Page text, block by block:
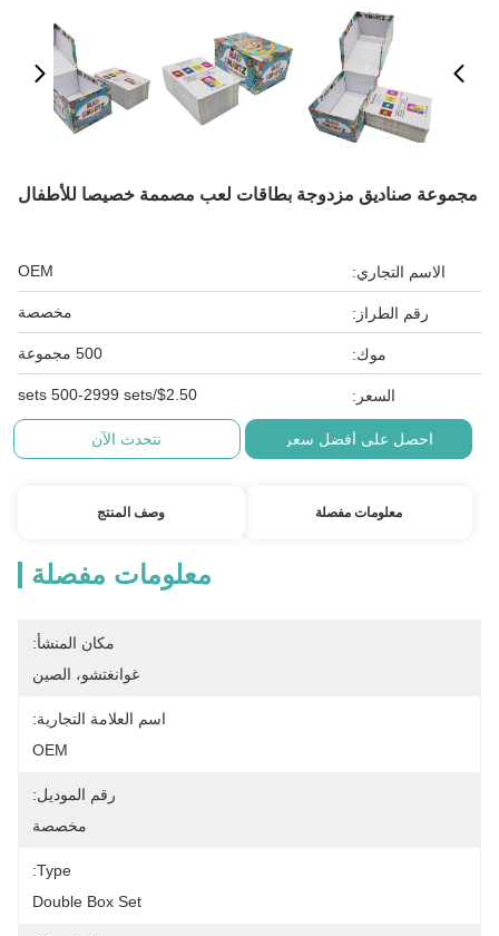
مجموعة صناديق مزدوجة بطاقات لعب مصممة خصيصا للأطفال
الاسم التجاري: OEM
رقم الطراز: مخصصة
موك: 500 مجموعة
السعر: $2.50/sets 500-2999 sets
احصل على أفضل سعر نتحدث الآن
معلومات مفصلة وصف المنتج
معلومات مفصلة
مكان المنشأ:
غوانغتشو، الصين
اسم العلامة التجارية:
OEM
رقم الموديل:
مخصصة
Type:
Double Box Set